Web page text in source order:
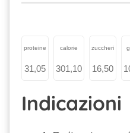
proteine
31,05
calorie
301,10
zuccheri
16,50
Indicazioni